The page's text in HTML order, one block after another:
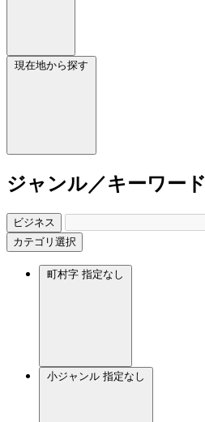
現在地から探す
ジャンル／キーワード
ビジネス
カテゴリ選択
町村字 指定なし
小ジャンル 指定なし